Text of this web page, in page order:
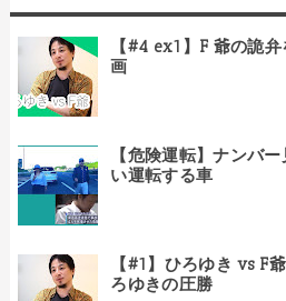
【#4 ex1】F 爺の詭
画
【危険運転】ナンバ
い運転する車
【#1】ひろゆき vs F
ろゆきの圧勝